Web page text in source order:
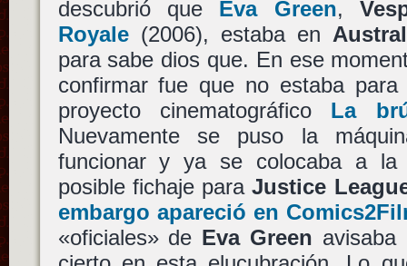
descubrió que Eva Green,
Royale(2006), estaba en
para sabe dios que. En ese
confirmar fue que no estaba para
proyecto cinematográfico La
Nuevamente se puso la
funcionar y ya se colocaba a
posible fichaje paraJustice
embargo apareció en
«oficiales» de Eva Green